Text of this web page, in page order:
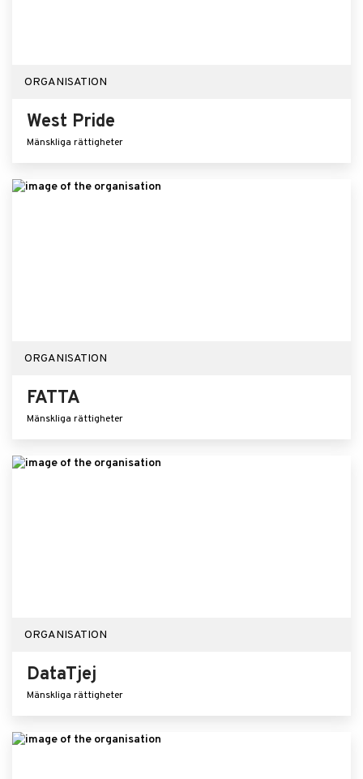
ORGANISATION
West Pride
Mänskliga rättigheter
ORGANISATION
FATTA
Mänskliga rättigheter
ORGANISATION
DataTjej
Mänskliga rättigheter